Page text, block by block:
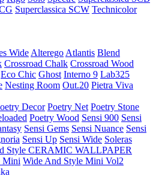
Superclassica SCW Technicolor
Wide Alterego Atlantis Blend
Crossroad Chalk Crossroad Wood
Eco Chic Ghost Interno 9 Lab325
Nesting Room Out.20 Pietra Viva
Decor Poetry Net Poetry Stone
Poetry Wood Sensi 900 Sensi
Sensi Gems Sensi Nuance Sensi
Sensi Up Sensi Wide Soleras
Style CERAMIC WALLPAPER
Mini Wide And Style Mini Vol2